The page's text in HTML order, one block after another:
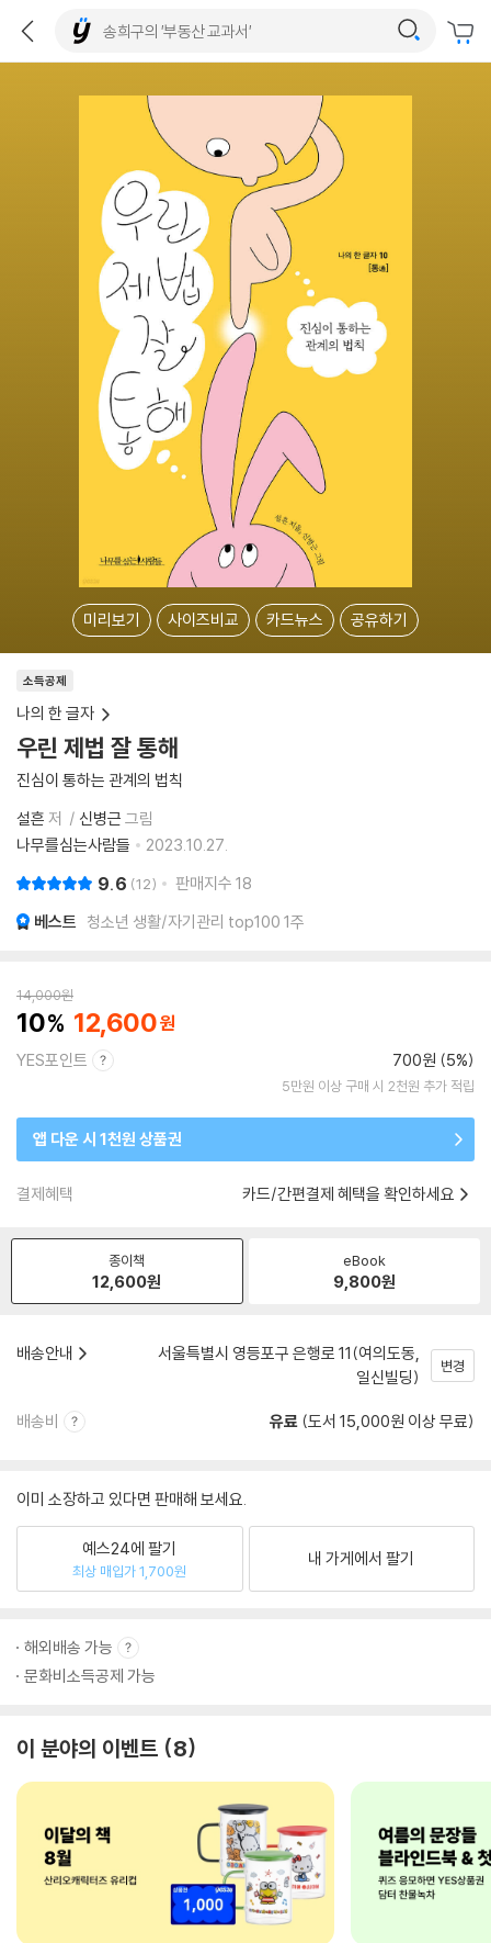
미리보기 사이즈비교 카드뉴스 공유하기
소득공제
나의 한 글자
우린 제법 잘 통해
진심이 통하는 관계의 법칙
설흔 저 신병근 그림
나무를심는사람들
2023.10.27.
9.6 12 판매지수 18
베스트 청소년 생활/자기관리 top100 1주
14,000원
10 12,600
YES포인트 700원 (5%)
5만원 이상 구매 시 2천원 추가 적립
앱 다운 시 1천원 상품권
결제혜택 카드/간편결제 혜택을 확인하세요
종이책
12,600원
eBook
9,800원
배송안내
서울특별시 영등포구 은행로 11(여의도동,
일신빌딩)
변경
배송비 유료 (도서 15,000원 이상 무료)
이미 소장하고 있다면 판매해 보세요.
예스24에 팔기
최상 매입가 1,700원
내 가게에서 팔기
해외배송 가능
문화비소득공제 가능
이 분야의 이벤트 8